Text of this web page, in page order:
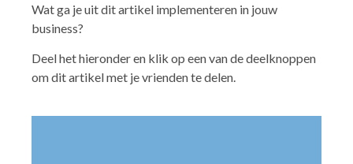
Wat ga je uit dit artikel implementeren in jouw
business?
Deel het hieronder en klik op een van de deelknoppen
om dit artikel met je vrienden te delen.